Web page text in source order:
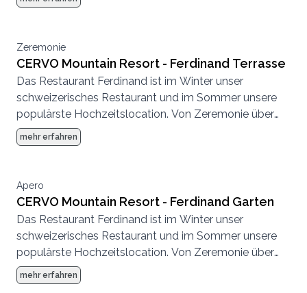
komplette Hochzeit von Anfang bis Ende
Zeremonie
CERVO Mountain Resort - Ferdinand Terrasse
Das Restaurant Ferdinand ist im Winter unser
schweizerisches Restaurant und im Sommer unsere
populärste Hochzeitslocation. Von Zeremonie über
Abendessen bis zur Party, hier können wir eine
komplette Hochzeit von Anfang bis Ende
mehr erfahren
Apero
CERVO Mountain Resort - Ferdinand Garten
Das Restaurant Ferdinand ist im Winter unser
schweizerisches Restaurant und im Sommer unsere
populärste Hochzeitslocation. Von Zeremonie über
Abendessen bis zur Party, hier können wir eine
komplette Hochzeit von Anfang bis Ende
mehr erfahren